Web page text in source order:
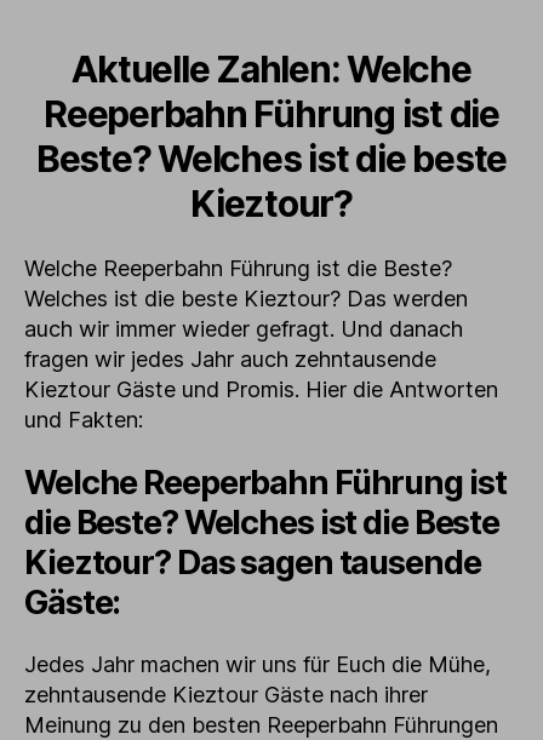
Aktuelle Zahlen: Welche
Reeperbahn Führung ist die
Beste? Welches ist die beste
Kieztour?
Welche Reeperbahn Führung ist die Beste?
Welches ist die beste Kieztour? Das werden
auch wir immer wieder gefragt. Und danach
fragen wir jedes Jahr auch zehntausende
Kieztour Gäste und Promis. Hier die Antworten
und Fakten:
Welche Reeperbahn Führung ist
die Beste? Welches ist die Beste
Kieztour? Das sagen tausende
Gäste:
Jedes Jahr machen wir uns für Euch die Mühe,
zehntausende Kieztour Gäste nach ihrer
Meinung zu den besten Reeperbahn Führungen